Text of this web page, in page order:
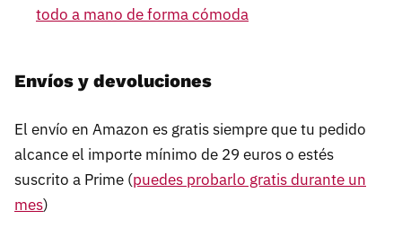
todo a mano de forma cómoda
Envíos y devoluciones
El envío en Amazon es gratis siempre que tu pedido
alcance el importe mínimo de 29 euros o estés
suscrito a Prime (puedes probarlo gratis durante un
mes)